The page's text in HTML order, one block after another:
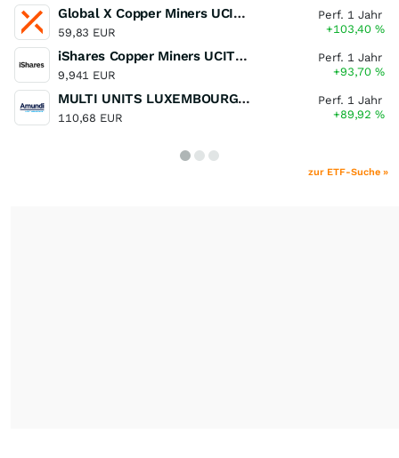
Global X Copper Miners UCITS ETF USD Acc
59,83 EUR
Perf. 1 Jahr
+103,40%
iShares Copper Miners UCITS ETF
9,941 EUR
Perf. 1 Jahr
+93,70%
MULTI UNITS LUXEMBOURG - Lyxor MSCI Semiconductors ESG Filtered
110,68 EUR
Perf. 1 Jahr
+89,92%
zur ETF-Suche »